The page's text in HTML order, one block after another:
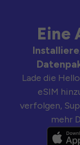
Eine
Lade die
eSIM
verfolgen,
mehr